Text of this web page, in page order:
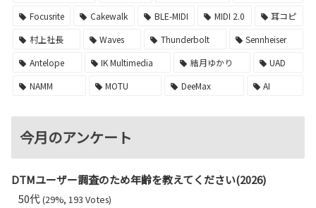
Focusrite
Cakewalk BLE-MIDI MIDI 2.0
耳コピ
村上社長
Waves Thunderbolt
Sennheiser
Antelope
IK Multimedia 結月ゆかり
UAD
NAMM
MOTU DeeMax AI
今月のアンケート
DTMユーザー調査のため年齢を教えてください(2026)
50代(29%, 193 Votes)